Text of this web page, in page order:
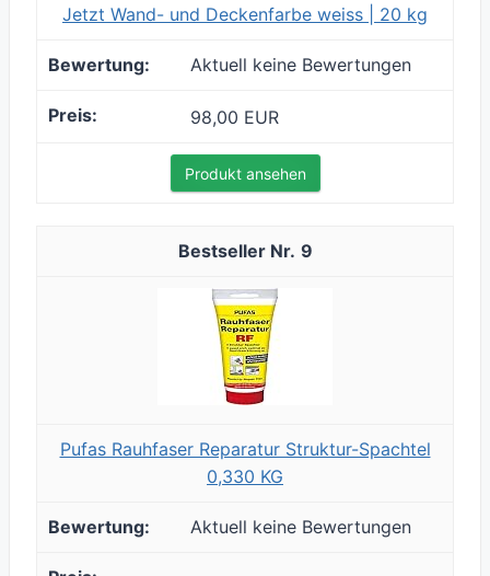
Jetzt Wand- und Deckenfarbe weiss | 20 kg
Aktuell keine Bewertungen
98,00 EUR
Produkt ansehen
9
Pufas Rauhfaser Reparatur Struktur-Spachtel
0,330 KG
Aktuell keine Bewertungen